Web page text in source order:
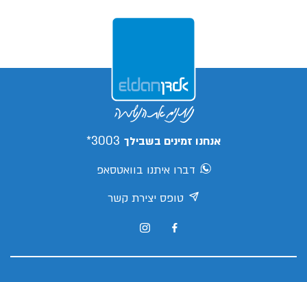
אנחנו זמינים בשבילך 3003*
דברו איתנו בוואטסאפ
טופס יצירת קשר